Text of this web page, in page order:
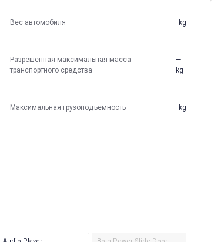
Вес автомобиля —kg
Разрешенная максимальная масса
транспортного средства
—
kg
Максимальная грузоподъемность —kg